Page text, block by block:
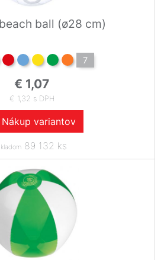
ball (ø28 cm)
7
€ 1,07
€ 1,32 s DPH
variantov
89 132 ks